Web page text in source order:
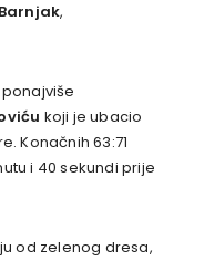
Barnjak,
koji je ubacio
Konačnih 63:71
i 40 sekundi prije
od zelenog dresa,